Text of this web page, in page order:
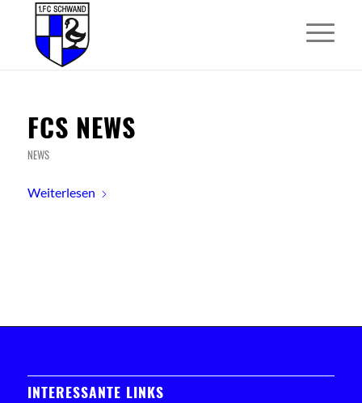
FCS NEWS
NEWS
Weiterlesen
INTERESSANTE LINKS